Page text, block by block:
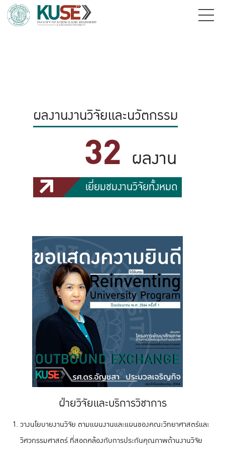
ผลงานงานวิจัยและนวัตกรรม
32 ผลงาน
เยี่ยมชมงานวิจัยทั้งหมด
ฝ่ายวิจัยและบริการวิชาการ
วางนโยบายงานวิจัย ตามแผนงานและแผนของคณะวิทยาศาสตร์และ
วิศวกรรมศาสตร์ ที่สอดคล้องกับการประกันคุณภาพด้านงานวิจัย